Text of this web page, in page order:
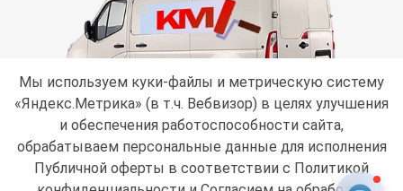
Мы используем куки-файлы и метрическую систему
«Яндекс.Метрика» (в т.ч. Вебвизор) в целях улучшения
и обеспечения работоспособности сайта,
обрабатываем персональные данные для исполнения
Публичной оферты в соответствии с Политикой